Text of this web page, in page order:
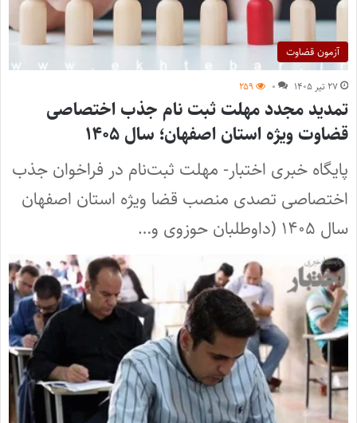
آزمون قضاوت
۲۷ تیر ۱۴۰۵ ۰ ۲۵۹
تمدید مجدد مهلت ثبت نام جذب اختصاصی
قضاوت ویژه استان اصفهان؛ سال ۱۴۰۵
پایگاه خبری اختبار- مهلت ثبت‌نام در فراخوان جذب
اختصاصی تصدی منصب قضا ویژه استان اصفهان
سال ۱۴۰۵ (داوطلبان حوزوی و…